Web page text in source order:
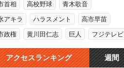
首相 高校野球 青木歌音
アキラ ハラスメント 高市早苗
政権 黄川田仁志 巨人 フジテレビ
アクセスランキング 週間